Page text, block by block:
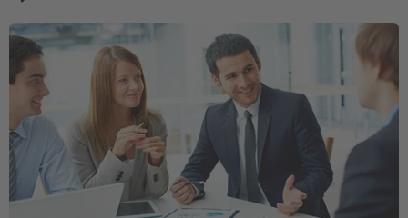
Weiter zu Karriere bei der BKM